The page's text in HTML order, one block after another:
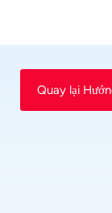
Quay lại